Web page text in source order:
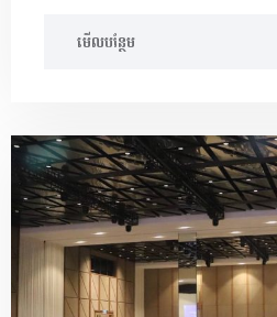
មើលបន្ថែម